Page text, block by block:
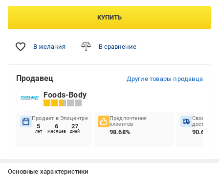
КУПИТЬ
В желания В сравнение
Продавец Другие товары продавца
Foods-Body
Продает в Эпицентре
5
лет
6
месяцев
27
дней
Предпочтения
клиентов
98.68%
доставок
90.6%
Основные характеристики